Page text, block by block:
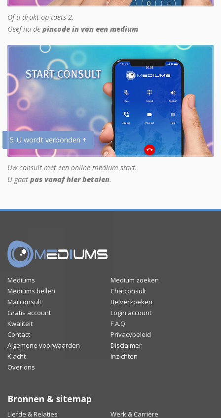
Of u drukt op toets 2.
Geef nu de pincode in van een medium
5. U wordt verbonden +
Uw consult met een online medium start.
U gaat pas vanaf hier betalen.
Mediums
Medium zoeken
Mediums bellen
Chatconsult
Mailconsult
Belverzoeken
Gratis account
Login account
Kwaliteit
F.A.Q
Contact
Privacybeleid
Algemene voorwaarden
Disclaimer
Klacht
Inzichten
Over ons
Bronnen & sitemap
Liefde & Relaties Werk & Carrière